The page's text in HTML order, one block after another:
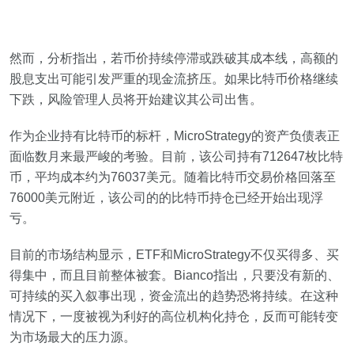
然而，分析指出，若币价持续停滞或跌破其成本线，高额的
股息支出可能引发严重的现金流挤压。如果比特币价格继续
下跌，风险管理人员将开始建议其公司出售。
作为企业持有比特币的标杆，MicroStrategy的资产负债表正
面临数月来最严峻的考验。目前，该公司持有712647枚比特
币，平均成本约为76037美元。随着比特币交易价格回落至
76000美元附近，该公司的的比特币持仓已经开始出现浮
亏。
目前的市场结构显示，ETF和MicroStrategy不仅买得多、买
得集中，而且目前整体被套。Bianco指出，只要没有新的、
可持续的买入叙事出现，资金流出的趋势恐将持续。在这种
情况下，一度被视为利好的高位机构化持仓，反而可能转变
为市场最大的压力源。